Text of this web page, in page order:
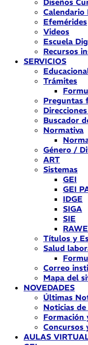
Diseños
Calendario
Efemérides
Videos
Escuela
Recursos
SERVICIOS
Trámites
Preguntas
Buscador
Normativa
Género /
ART
Sistemas
GEI
GEI
IDGE
SIGA
SIE
Títulos y
Salud
Correo
Mapa del
NOVEDADES
Últimas
Noticias de
Formación
Concursos
AULAS